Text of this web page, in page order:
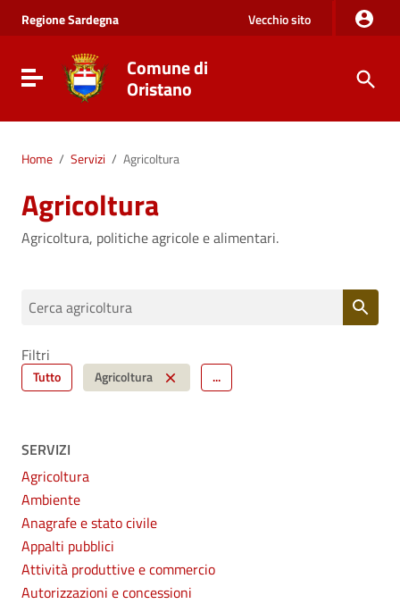
Vai alla navigazione del sito
Vai al Footer
RegioneSardegna Vecchio sito
Visualizza/nascondi menu di navigazione
Comune di
Oristano
Home / Servizi / Agricoltura
Agricoltura
Agricoltura, politiche agricole e alimentari.
Cerca agricoltura
Filtri
Tutto Agricoltura ...
SERVIZI
Agricoltura
Ambiente
Anagrafe e stato civile
Appalti pubblici
Attività produttive e commercio
Autorizzazioni e concessioni